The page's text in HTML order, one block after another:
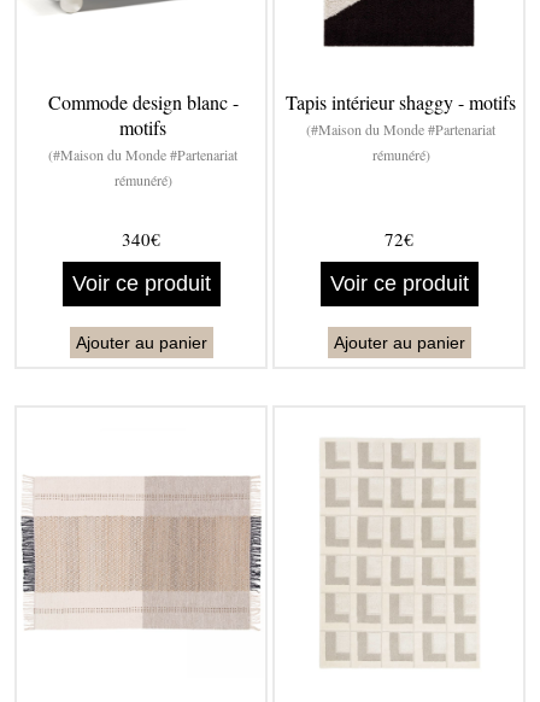
Commode design blanc -
motifs
(#Maison du Monde #Partenariat
rémunéré)
340€
Voir ce produit
Ajouter au panier
Tapis intérieur shaggy - motifs
(#Maison du Monde #Partenariat
rémunéré)
72€
Voir ce produit
Ajouter au panier